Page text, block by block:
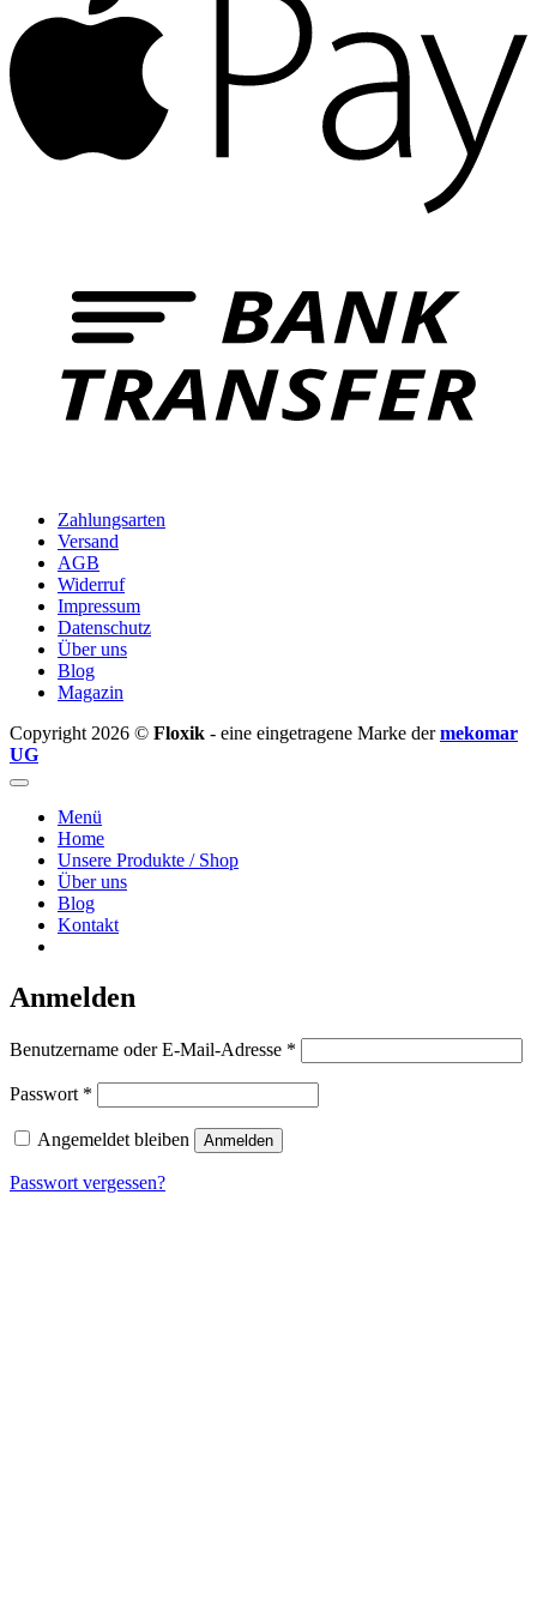
Zahlungsarten
Versand
AGB
Widerruf
Impressum
Datenschutz
Über uns
Blog
Magazin
Copyright 2026 © Floxik - eine eingetragene Marke dermekomar
UG
Menü
Home
Unsere Produkte / Shop
Über uns
Blog
Kontakt
Anmelden
Benutzername oder E-Mail-Adresse *
Passwort *
Angemeldet bleiben Anmelden
Passwort vergessen?